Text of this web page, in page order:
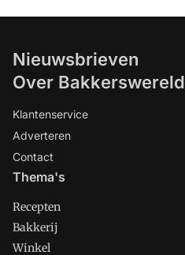
Nieuwsbrieven
Over Bakkerswereld
Klantenservice
Adverteren
Contact
Thema's
Recepten
Bakkerij
Winkel